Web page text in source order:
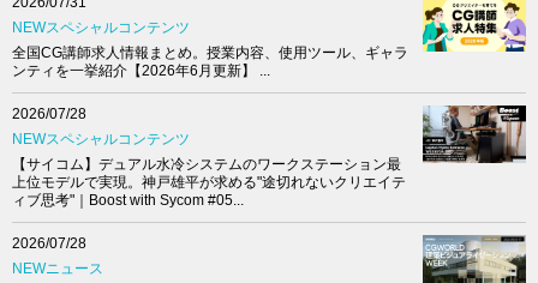
NEWスペシャルコンテンツ
全国CG講師求人情報まとめ。授業内容、使用ツール、ギャラ
ンティを一挙紹介【2026年6月更新】 ...
2026/07/28
NEWスペシャルコンテンツ
【サイコム】デュアル水冷システムのワークステーション最
上位モデルで実現。神戸雄平が求める"途切れないクリエイテ
ィブ思考"｜Boost with Sycom #05...
2026/07/28
NEWニュース